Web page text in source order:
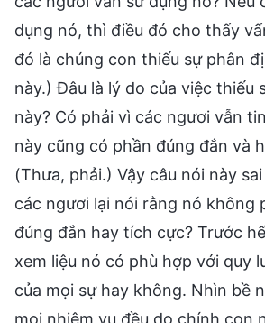
dụng nó, thì điều đó cho thấy
đó là chúng con thiếu sự phân
này.) Đâu là lý do của việc thiếu
này? Có phải vì các ngươi vẫn
này cũng có phần đúng đắn và
(Thưa, phải.) Vậy câu nói này
các ngươi lại nói rằng nó không
đúng đắn hay tích cực? Trước
xem liệu nó có phù hợp với quy
của mọi sự hay không. Nhìn bề
mọi nhiệm vụ đều do chính con